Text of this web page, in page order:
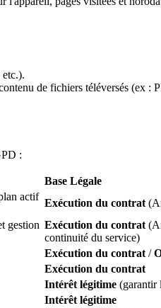
de fichiers téléversés (ex :
:
Base Légale
actif
Exécution du contrat
gestion Exécution du contrat
continuité du service)
Exécution du contrat /
Exécution du contrat
Intérêt légitime (garantir
Intérêt légitime